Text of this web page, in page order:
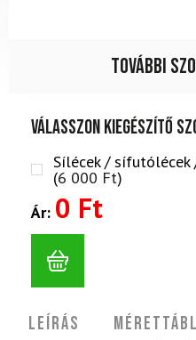
További
Válasszon kiegészítő
Sílécek /
(6 000 Ft)
Ár: 0 Ft
Leírás